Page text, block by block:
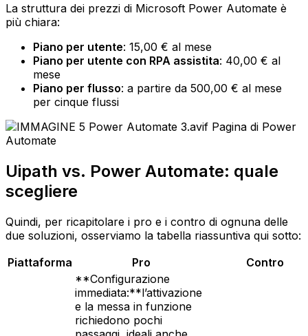
La struttura dei prezzi di Microsoft Power Automate è
più chiara:
Piano per utente: 15,00 € al mese
Piano per utente con RPA assistita: 40,00 € al
mese
Piano per flusso: a partire da 500,00 € al mese
per cinque flussi
Pagina di Power
Automate
Uipath vs. Power Automate: quale
scegliere
Quindi, per ricapitolare i pro e i contro di ognuna delle
due soluzioni, osserviamo la tabella riassuntiva qui sotto:
Piattaforma
Pro
Contro
**Configurazione
immediata:**l’attivazione
e la messa in funzione
richiedono pochi